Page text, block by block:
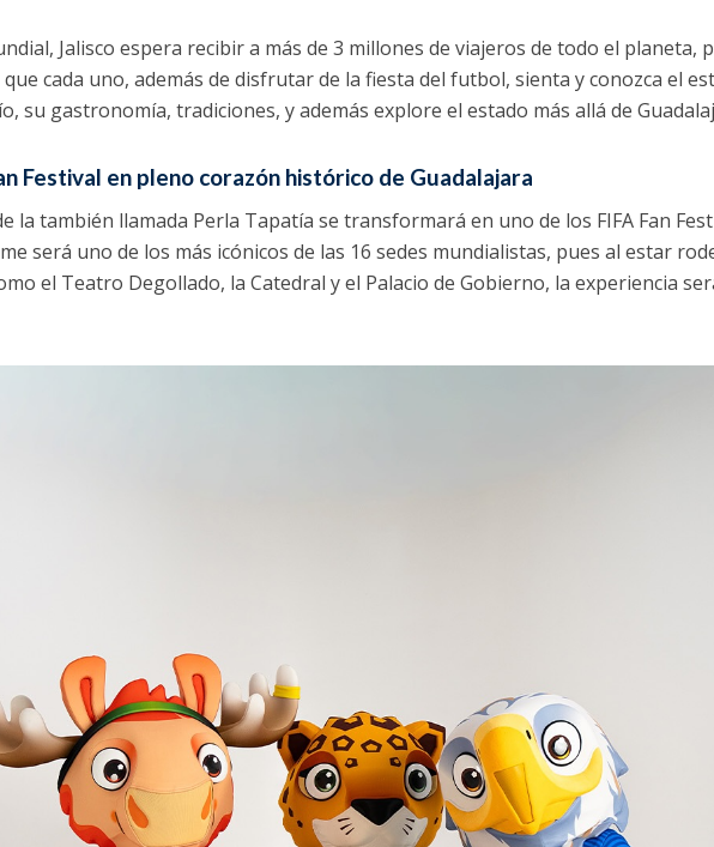
Jalisco espera recibir a más de 3 millones de viajeros de todo el planeta,
que cada uno, además de disfrutar de la fiesta del futbol, sienta y conozca el
su gastronomía, tradiciones, y además explore el estado más allá de
Festival en pleno corazón histórico de Guadalajara
la también llamada Perla Tapatía se transformará en uno de los FIFA Fan
será uno de los más icónicos de las 16 sedes mundialistas, pues al estar
el Teatro Degollado, la Catedral y el Palacio de Gobierno, la experiencia